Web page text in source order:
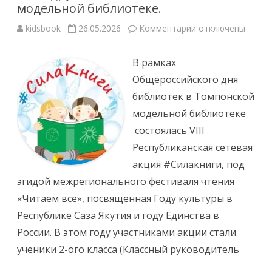
модельной библиотеке.
kidsbook 26.05.2026 Комментарии к
Мост
дружбы»
в
модельной
отключены
В рамках
Общероссийского дня
библиотек в Томпонской
модельной библиотеке
состоялась VIII
Республиканская сетевая
акция #Силакниги, под
эгидой межрегионального фестиваля чтения
«Читаем все», посвященная Году культуры в
Республике Саза Якутия и году Единства в
России. В этом году участниками акции стали
ученики 2-ого класса (Классный руководитель